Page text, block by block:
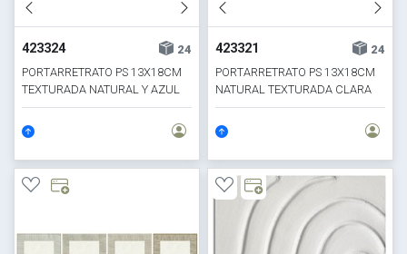
423324
24
PORTARRETRATO PS 13X18CM
TEXTURADA NATURAL Y AZUL
423321
24
PORTARRETRATO PS 13X18CM
NATURAL TEXTURADA CLARA